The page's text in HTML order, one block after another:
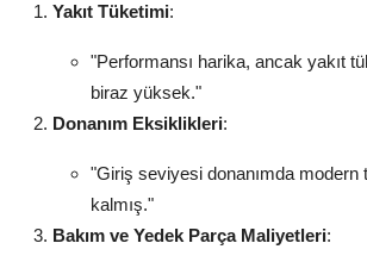
Yakıt Tüketimi:
"Performansı harika, ancak yakıt
biraz yüksek."
Donanım Eksiklikleri:
"Giriş seviyesi donanımda modern
kalmış."
Bakım ve Yedek Parça Maliyetleri: